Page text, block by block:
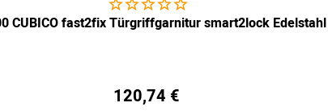
CUBICO fast2fix Türgriffgarnitur smart2lock
120,74 €